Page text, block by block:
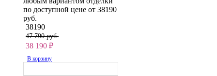
по доступной цене от 38190
руб.
38190
47 790 руб.
38 190 ₽
В корзину